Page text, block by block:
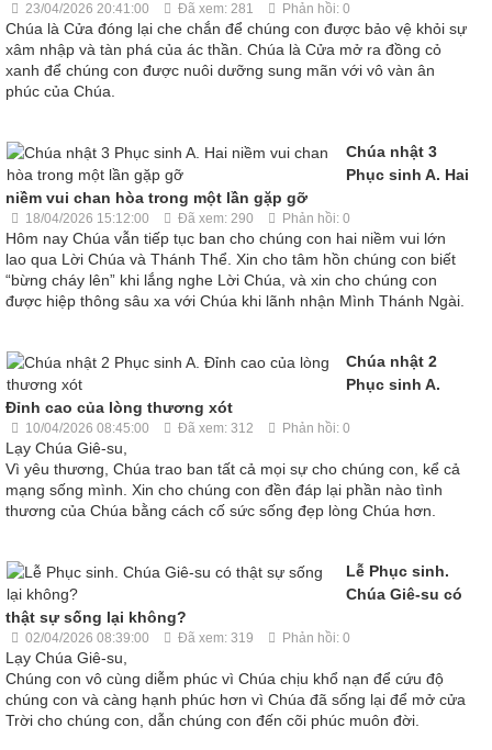
23/04/2026 20:41:00 Đã xem: 281 Phản hồi: 0
Chúa là Cửa đóng lại che chắn để chúng con được bảo vệ khỏi sự
xâm nhập và tàn phá của ác thần. Chúa là Cửa mở ra đồng cỏ
xanh để chúng con được nuôi dưỡng sung mãn với vô vàn ân
phúc của Chúa.
Chúa nhật 3
Phục sinh A. Hai
niềm vui chan hòa trong một lần gặp gỡ
18/04/2026 15:12:00 Đã xem: 290 Phản hồi: 0
Hôm nay Chúa vẫn tiếp tục ban cho chúng con hai niềm vui lớn
lao qua Lời Chúa và Thánh Thể. Xin cho tâm hồn chúng con biết
“bừng cháy lên” khi lắng nghe Lời Chúa, và xin cho chúng con
được hiệp thông sâu xa với Chúa khi lãnh nhận Mình Thánh Ngài.
Chúa nhật 2
Phục sinh A.
Đỉnh cao của lòng thương xót
10/04/2026 08:45:00 Đã xem: 312 Phản hồi: 0
Lạy Chúa Giê-su,
Vì yêu thương, Chúa trao ban tất cả mọi sự cho chúng con, kể cả
mạng sống mình. Xin cho chúng con đền đáp lại phần nào tình
thương của Chúa bằng cách cố sức sống đẹp lòng Chúa hơn.
Lễ Phục sinh.
Chúa Giê-su có
thật sự sống lại không?
02/04/2026 08:39:00 Đã xem: 319 Phản hồi: 0
Lạy Chúa Giê-su,
Chúng con vô cùng diễm phúc vì Chúa chịu khổ nạn để cứu độ
chúng con và càng hạnh phúc hơn vì Chúa đã sống lại để mở cửa
Trời cho chúng con, dẫn chúng con đến cõi phúc muôn đời.